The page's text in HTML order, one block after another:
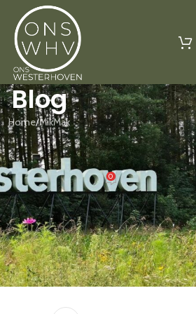
Blog
Home MikMak
MIKMAK
2025
Aan 1 december 2025 0